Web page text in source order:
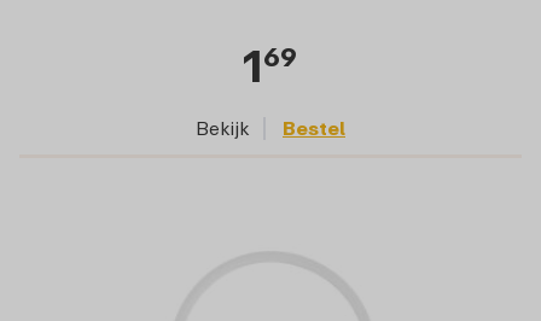
169
Bekijk Bestel